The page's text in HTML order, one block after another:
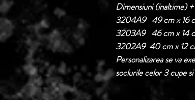
Dimensiuni (inaltime)
3204A9 49 cm x 16
3203A9 46 cm x 14
3202A9 40 cm x 12
Personalizarea se va
soclurile celor 3 cupe